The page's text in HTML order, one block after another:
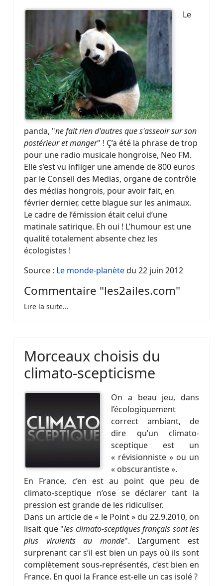
Le
panda, "ne fait rien d'autres que s'asseoir sur son
postérieur et manger" ! Ç’a été la phrase de trop
pour une radio musicale hongroise, Neo FM.
Elle s’est vu infliger une amende de 800 euros
par le Conseil des Medias, organe de contrôle
des médias hongrois, pour avoir fait, en
février dernier, cette blague sur les animaux.
Le cadre de l’émission était celui d’une
matinale satirique. Eh oui ! L’humour est une
qualité totalement absente chez les
écologistes !
Source : Le monde-planètedu 22 juin 2012
Commentaire "les2ailes.com"
Lire la suite...
Morceaux choisis du
climato-scepticisme
On a beau jeu, dans
l’écologiquement
correct ambiant, de
dire qu’un climato-
sceptique est un
« révisionniste » ou un
« obscurantiste ».
En France, c’en est au point que peu de
climato-sceptique n’ose se déclarer tant la
pression est grande de les ridiculiser.
Dans un article de « le Point » du 22.9.2010, on
lisait que "les climato-sceptiques français sont les
plus virulents au monde". L’argument est
surprenant car s’il est bien un pays où ils sont
complètement sous-représentés, c’est bien en
France. En quoi la France est-elle un cas isolé ?